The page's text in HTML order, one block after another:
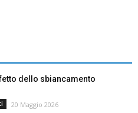
dello sbiancamento
20 Maggio 2026